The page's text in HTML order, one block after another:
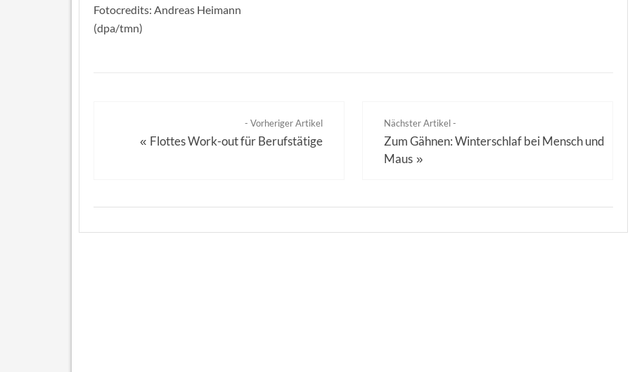
Fotocredits: Andreas Heimann
(dpa/tmn)
- Vorheriger Artikel
« Flottes Work-out für Berufstätige
Nächster Artikel -
Zum Gähnen: Winterschlaf bei Mensch und
Maus »